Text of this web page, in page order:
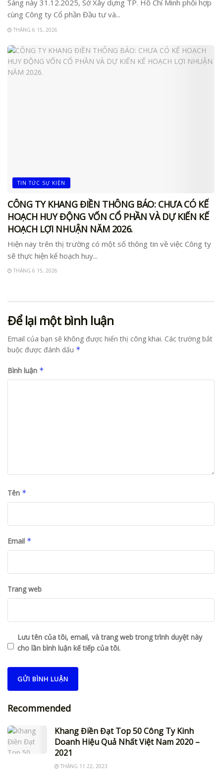
Sáng này 31.12.2025, Sở Xây dựng TP. Hồ Chí Minh phối hợp
cùng Công ty Cổ phần Đầu tư và...
THÁNG 6 15, 2026
TIN TỨC SỰ KIỆN
CÔNG TY KHANG ĐIỀN THÔNG BÁO: CHƯA CÓ KẾ
HOẠCH HUY ĐỘNG VỐN CỔ PHẦN VÀ DỰ KIẾN KẾ
HOẠCH LỢI NHUẬN NĂM 2026.
Hiện nay trên thị trường có một số thông tin về việc Công ty
sẽ thực hiện kế hoạch huy...
THÁNG 6 15, 2026
Để lại một bình luận
Email của bạn sẽ không được hiển thị công khai. Các trường bắt
buộc được đánh dấu *
Bình luận *
Tên *
Email *
Trang web
Lưu tên của tôi, email, và trang web trong trình duyệt này
cho lần bình luận kế tiếp của tôi.
Recommended
Khang Điền Đạt Top 50 Công Ty Kinh
Doanh Hiệu Quả Nhất Việt Nam 2020 –
2021
THÁNG 11 22, 2023